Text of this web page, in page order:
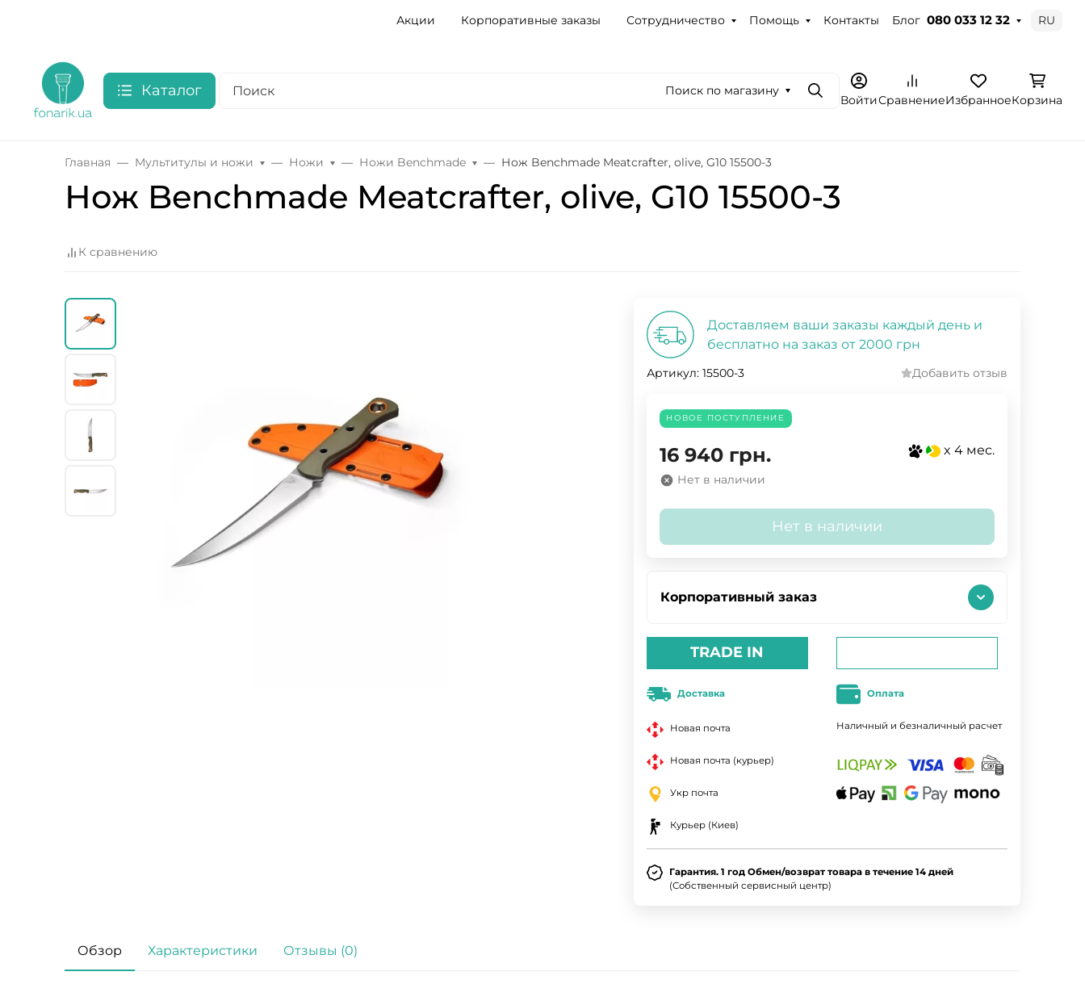
Акции Корпоративные заказы Сотрудничество Помощь Контакты Блог 080 033 12 32 RU
Каталог Поиск по магазину
ПоискВойтиСравнениеИзбранноеКорзина
Главная Мультитулы и ножи Ножи Ножи Benchmade Нож Benchmade Meatcrafter, olive, G10 15500-3
Нож Benchmade Meatcrafter, olive, G10 15500-3
К сравнению
Доставляем ваши заказы каждый день и
бесплатно на заказ от 2000 грн
Артикул: 15500-3 Добавить отзыв
НОВОЕ ПОСТУПЛЕНИЕ
16 940 грн. x 4 мес.
Нет в наличии
Нет в наличии
Корпоративный заказ
TRADE IN
Доставка
Новая почта
Новая почта (курьер)
Укр почта
Курьер (Киев)
Оплата
Наличный и безналичный расчет
Гарантия. 1 год Обмен/возврат товара в течение 14 дней
(Собственный сервисный центр)
Обзор Характеристики Отзывы (0)